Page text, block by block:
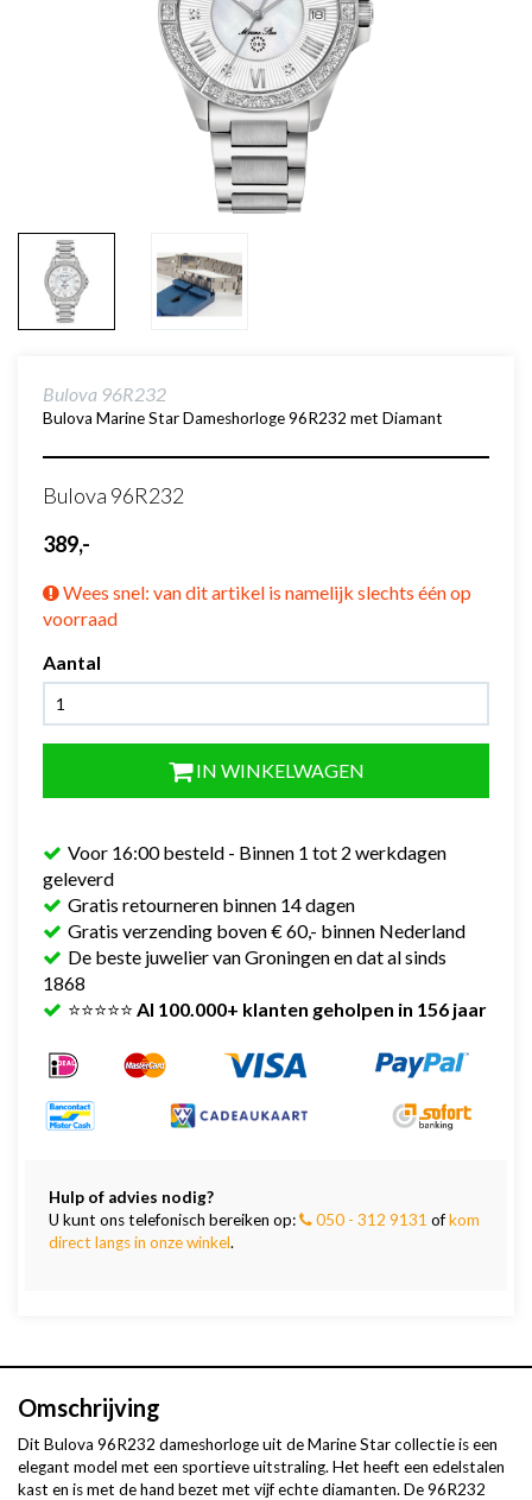
Bulova 96R232
Bulova Marine Star Dameshorloge 96R232 met Diamant
Bulova 96R232
389,-
Wees snel: van dit artikel is namelijk slechts één op
voorraad
Aantal
IN WINKELWAGEN
Voor 16:00 besteld - Binnen 1 tot 2 werkdagen
geleverd
Gratis retourneren binnen 14 dagen
Gratis verzending boven € 60,- binnen Nederland
De beste juwelier van Groningen en dat al sinds
1868
⭐⭐⭐⭐⭐ Al 100.000+ klanten geholpen in 156 jaar
Hulp of advies nodig?
U kunt ons telefonisch bereiken op:
050 - 312 9131 ofkom
direct langs in onze winkel.
Omschrijving
Dit Bulova 96R232 dameshorloge uit de Marine Star collectie is een
elegant model met een sportieve uitstraling. Het heeft een edelstalen
kast en is met de hand bezet met vijf echte diamanten. De 96R232